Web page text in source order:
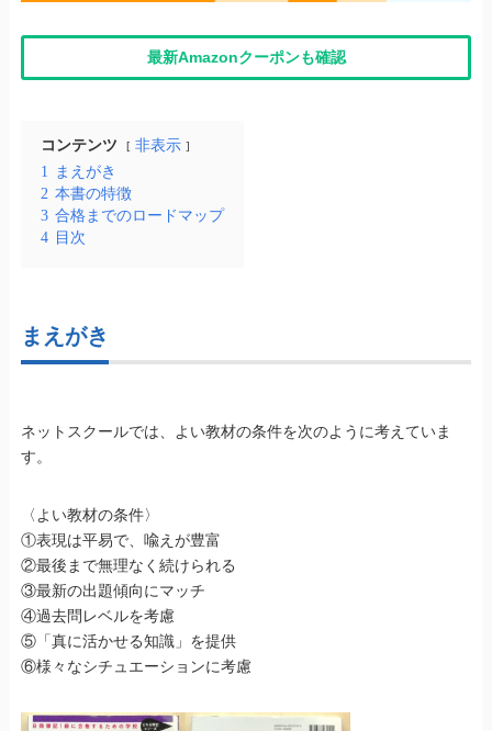
最新Amazonクーポンも確認
コンテンツ
非表示
1
まえがき
2 本書の特徴
3 合格までのロードマップ
4 目次
まえがき
ネットスクールでは、よい教材の条件を次のように考えていま
す。
〈よい教材の条件〉
①表現は平易で、喩えが豊富
②最後まで無理なく続けられる
③最新の出題傾向にマッチ
④過去問レベルを考慮
⑤「真に活かせる知識」を提供
⑥様々なシチュエーションに考慮